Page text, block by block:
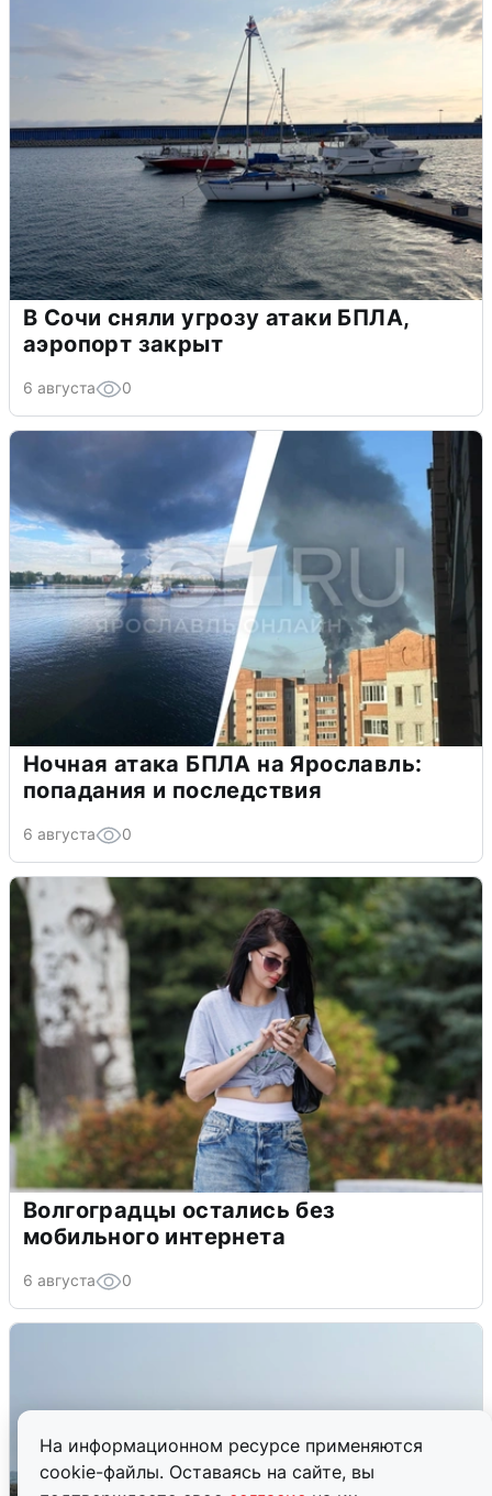
На информационном ресурсе применяются
cookie-файлы. Оставаясь на сайте, вы
В Сочи сняли угрозу атаки БПЛА,
аэропорт закрыт
6 августа 0
Ночная атака БПЛА на Ярославль:
попадания и последствия
6 августа 0
Волгоградцы остались без
мобильного интернета
6 августа 0